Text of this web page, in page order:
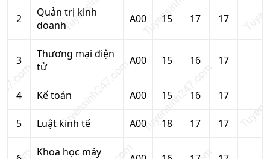
2
Quản trị kinh
doanh
A00 15 17 17
3
Thương mại điện
tử
A00 15 16 17
4 Kế toán A00 15 16 17
5 Luật kinh tế A00 18 17 17
Khoa học máy